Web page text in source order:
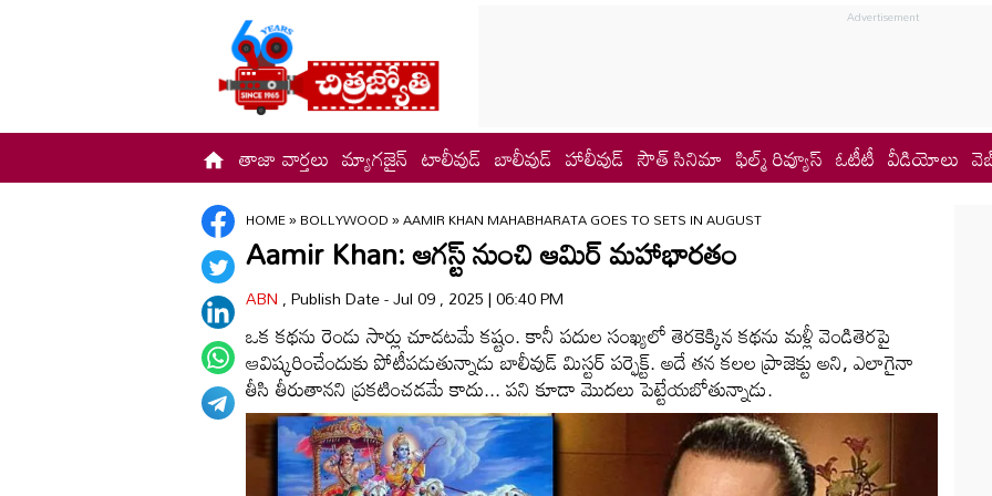
తాజా వార్తలు మ్యాగజైన్ టాలీవుడ్ బాలీవుడ్ హాలీవుడ్ సౌత్ సినిమా ఫిల్మ్ రివ్యూస్ ఓటీటీ వీడియోలు
HOME»BOLLYWOOD»AAMIR KHAN MAHABHARATA GOES TO SETS IN AUGUST
Aamir Khan: ఆగస్ట్ నుంచి ఆమిర్ మహాభారతం
ABN, Publish Date - Jul 09 , 2025 | 06:40 PM
ఒక కథను రెండు సార్లు చూడటమే కష్టం. కానీ పదుల సంఖ్యలో తెరకెక్కిన కథను మళ్లీ వెండితెరపై
ఆవిష్కరించేందుకు పోటీపడుతున్నాడు బాలీవుడ్ మిస్టర్ పర్ఫెక్ట్. అదే తన కలల ప్రాజెక్టు అని, ఎలాగైనా
తీసి తీరుతానని ప్రకటించడమే కాదు... పని కూడా మొదలు పెట్టేయబోతున్నాడు.